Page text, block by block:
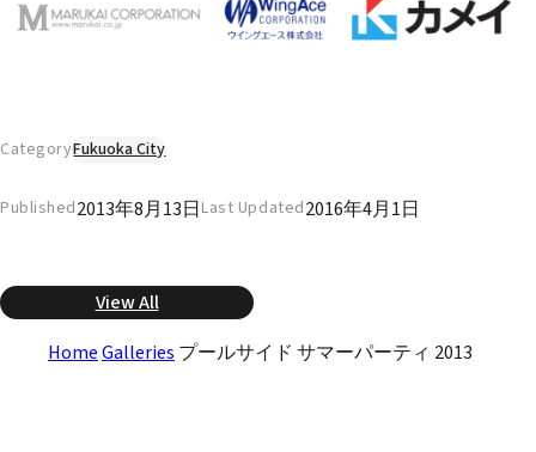
CategoryFukuoka City
Published2013年8月13日Last Updated2016年4月1日
View All
HomeGalleries プールサイド サマーパーティ 2013